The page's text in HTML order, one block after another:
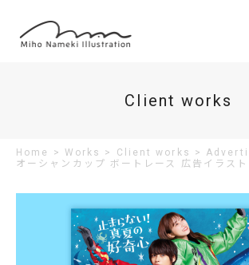
Client works
Home > Works > Client works >
オーシャンカップ ボートレース 広告イラスト